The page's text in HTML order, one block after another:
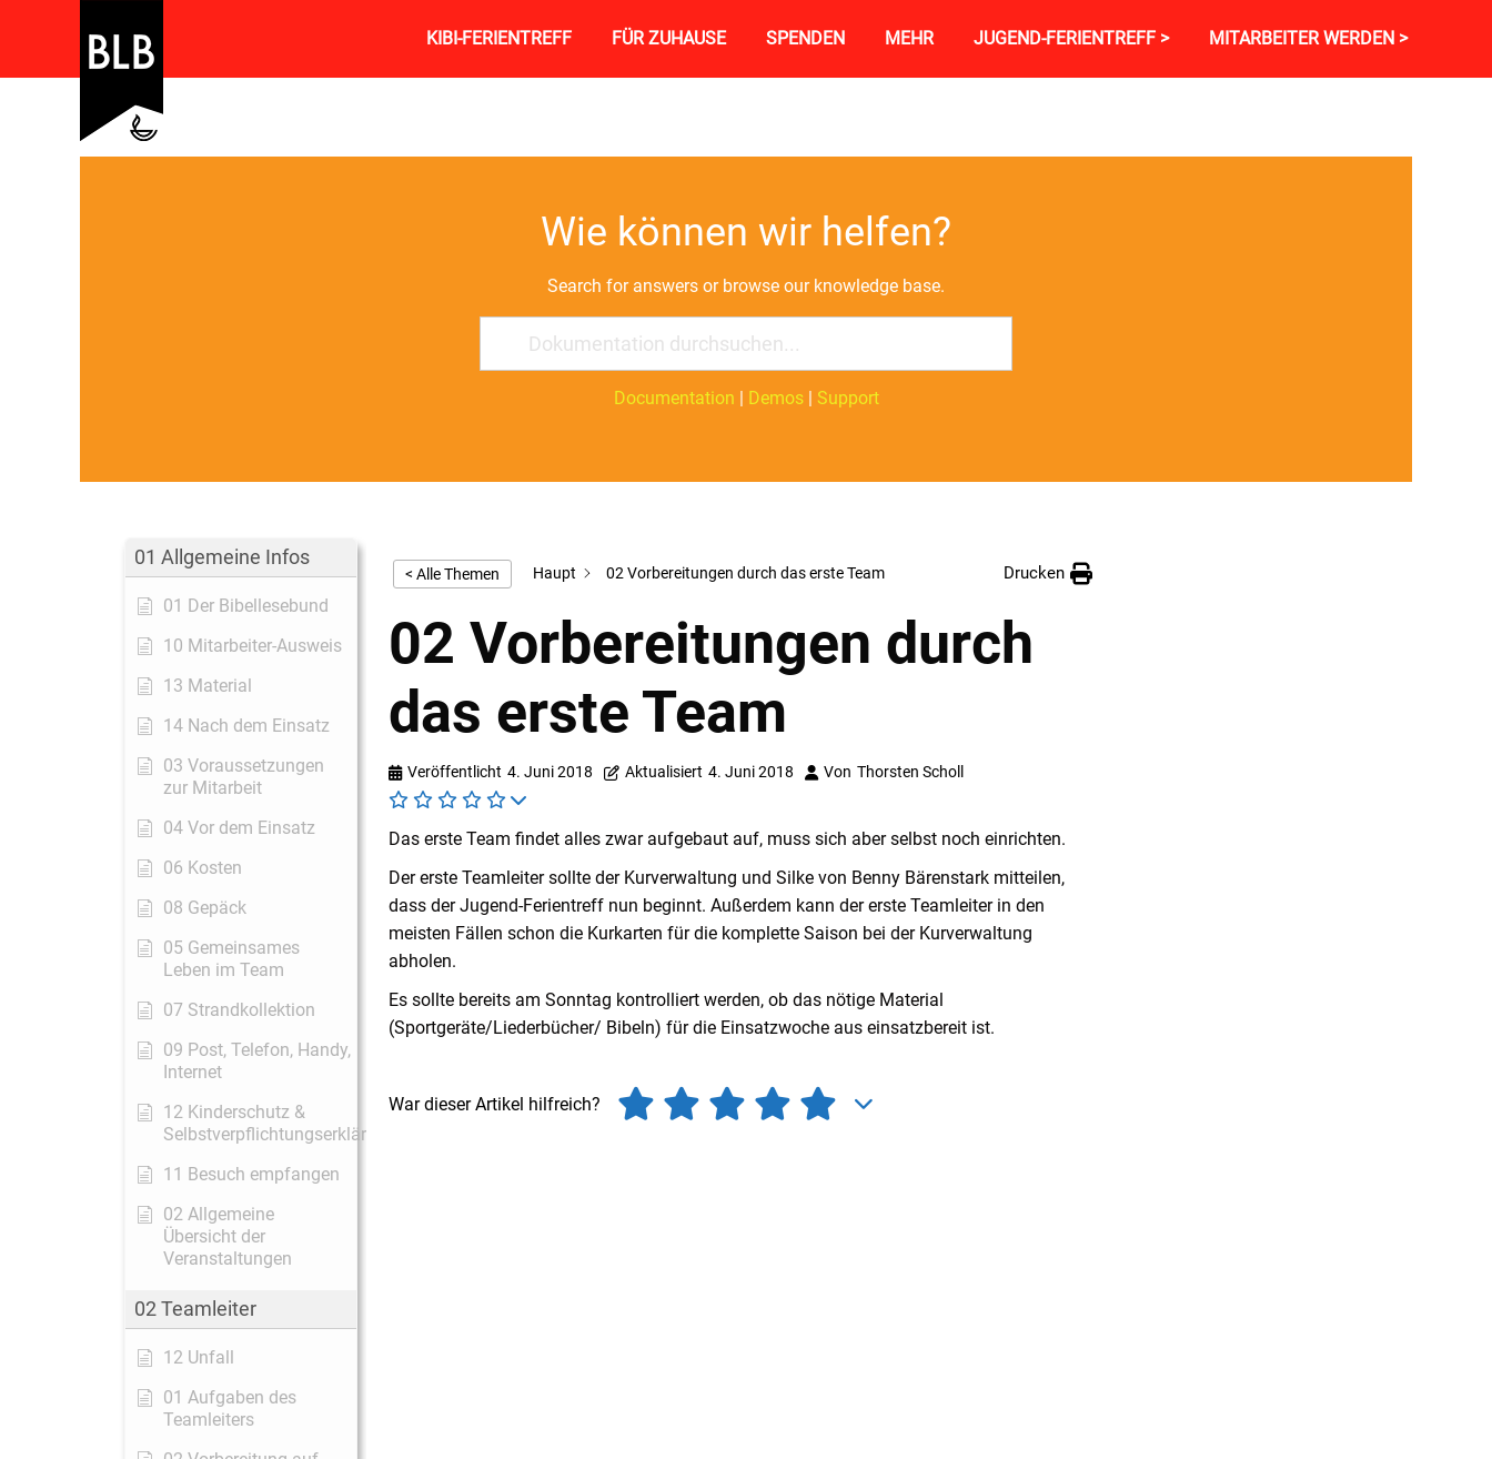
KIBI-FERIENTREFF FÜR ZUHAUSE SPENDEN MEHR JUGEND-FERIENTREFF > MITARBEITER WERDEN >
Wie können wir helfen?
Search for answers or browse our knowledge base.
Documentation | Demos| Support
01 Allgemeine Infos
01 Der Bibellesebund
10 Mitarbeiter-Ausweis
13 Material
14 Nach dem Einsatz
03 Voraussetzungen
zur Mitarbeit
04 Vor dem Einsatz
06 Kosten
08 Gepäck
05 Gemeinsames
Leben im Team
07 Strandkollektion
09 Post, Telefon, Handy,
Internet
12 Kinderschutz &
Selbstverpflichtungserklärung
11 Besuch empfangen
02 Allgemeine
Übersicht der
Veranstaltungen
02 Teamleiter
12 Unfall
01 Aufgaben des
Teamleiters
< Alle Themen Haupt 02 Vorbereitungen durch das erste Team Drucken
02 Vorbereitungen durch
das erste Team
Veröffentlicht 4. Juni 2018 Aktualisiert 4. Juni 2018 Von Thorsten Scholl
Das erste Team findet alles zwar aufgebaut auf, muss sich aber selbst noch einrichten.
Der erste Teamleiter sollte der Kurverwaltung und Silke von Benny Bärenstark mitteilen,
dass der Jugend-Ferientreff nun beginnt. Außerdem kann der erste Teamleiter in den
meisten Fällen schon die Kurkarten für die komplette Saison bei der Kurverwaltung
abholen.
Es sollte bereits am Sonntag kontrolliert werden, ob das nötige Material
(Sportgeräte/Liederbücher/ Bibeln) für die Einsatzwoche aus einsatzbereit ist.
War dieser Artikel hilfreich?